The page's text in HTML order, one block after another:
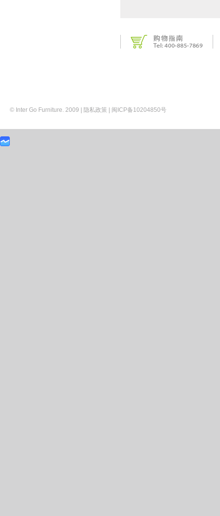
© Inter Go Furniture. 2009 | 隐私政策 闽ICP备10204850号